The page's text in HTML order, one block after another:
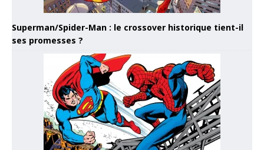
Superman/Spider-Man : le crossover historique tient-il
ses promesses ?